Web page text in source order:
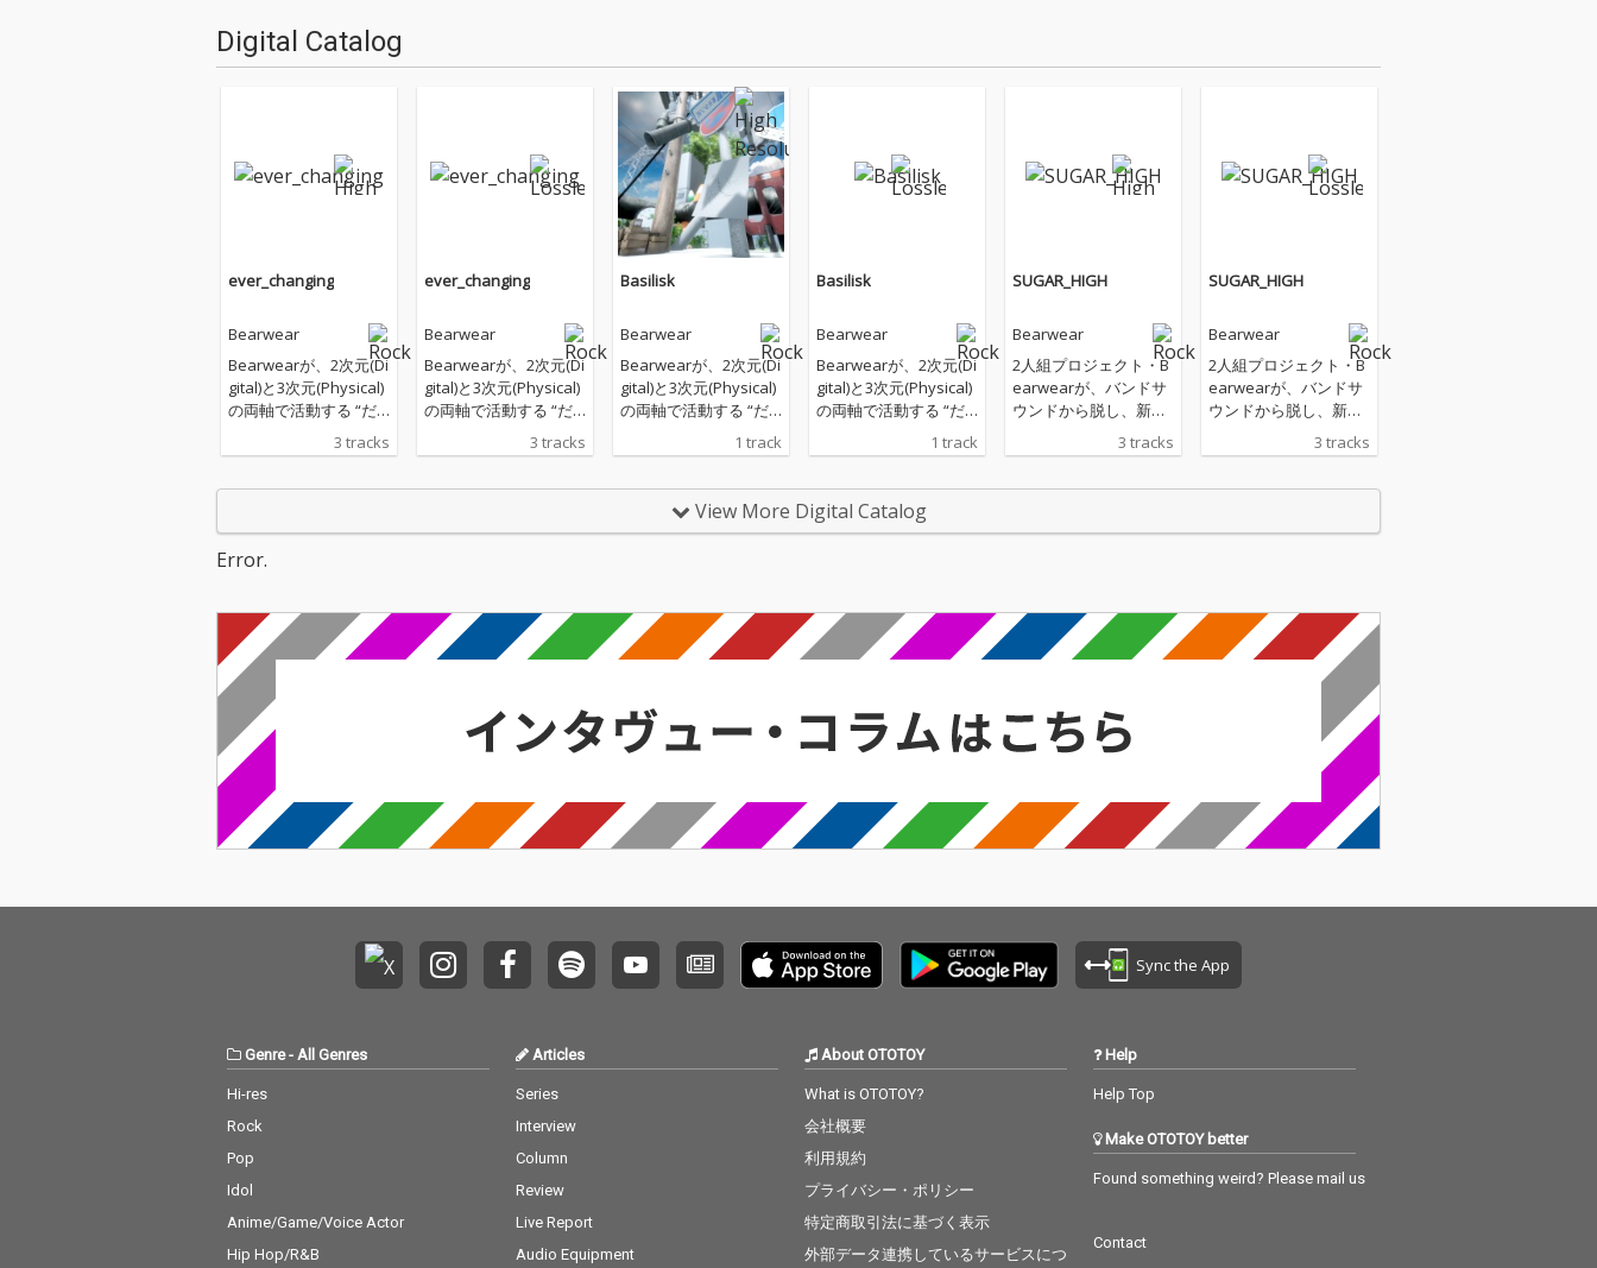
Digital Catalog
ever_changing
Bearwear
Bearwearが、2次元(Di
gital)と3次元(Physical)
の両軸で活動する “だ
つりょく系アーティス
ト” 長瀬有花をフィー
3 tracks
ever_changing
Bearwear
Bearwearが、2次元(Di
gital)と3次元(Physical)
の両軸で活動する “だ
つりょく系アーティス
ト” 長瀬有花をフィー
3 tracks
Basilisk
Bearwear
Bearwearが、2次元(Di
gital)と3次元(Physical)
の両軸で活動する “だ
つりょく系アーティス
ト” 長瀬有花をフィー
迎えた「Basilisk」を
配信リリース！
1 track
Basilisk
Bearwear
Bearwearが、2次元(Di
gital)と3次元(Physical)
の両軸で活動する “だ
つりょく系アーティス
ト” 長瀬有花をフィー
迎えた「Basilisk」を
配信リリース！
1 track
SUGAR_HIGH
Bearwear
2人組プロジェクト・B
earwearが、バンドサ
ウンドから脱し、新モ
ードに突入。新曲「SU
GAR_HIGH_」は、”砂
モから影響を受けたオ
ープンチューニングの
ギターフレーズやビッ
激する。
3 tracks
SUGAR_HIGH
Bearwear
2人組プロジェクト・B
earwearが、バンドサ
ウンドから脱し、新モ
ードに突入。新曲「SU
GAR_HIGH_」は、”砂
モから影響を受けたオ
ープンチューニングの
ギターフレーズやビッ
トクラッシュさせた角
の立った音像が耳を刺
3 tracks
View More Digital Catalog
Error.
Sync the App
Genre- All Genres
Hi-res
Rock
Pop
Idol
Anime/Game/Voice Actor
Hip Hop/R&B
Articles
Series
Interview
Column
Review
Live Report
Audio Equipment
About OTOTOY
What is OTOTOY?
会社概要
利用規約
プライバシー・ポリシー
特定商取引法に基づく表示
外部データ連携しているサービスにつ
Help
Help Top
Make OTOTOY better
Found something weird? Please mail us
Contact